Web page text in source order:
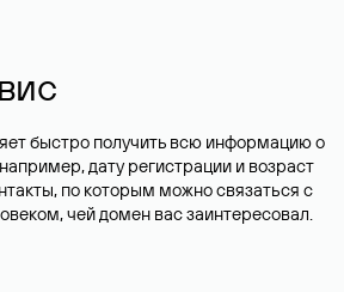
быстро получить всю информацию о
дату регистрации и возраст
по которым можно связаться с
чей домен вас заинтересовал.